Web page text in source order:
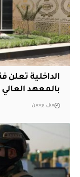
بالمعهد العالي
قبل يومين